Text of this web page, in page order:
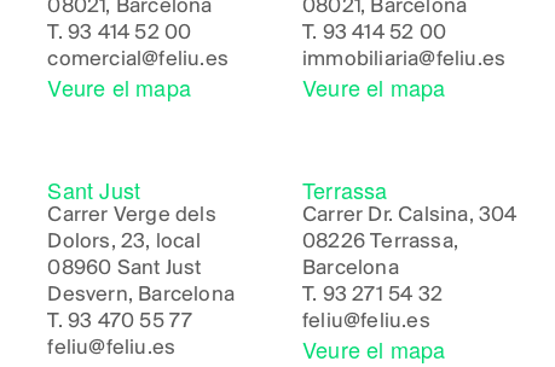
08021, Barcelona
T. 93 414 52 00
comercial@feliu.es
Veure el mapa
08021, Barcelona
T. 93 414 52 00
immobiliaria@feliu.es
Veure el mapa
Sant Just
Carrer Verge dels
Dolors, 23, local
08960 Sant Just
Desvern, Barcelona
T. 93 470 55 77
feliu@feliu.es
Terrassa
Carrer Dr. Calsina, 304
08226 Terrassa,
Barcelona
T. 93 271 54 32
feliu@feliu.es
Veure el mapa